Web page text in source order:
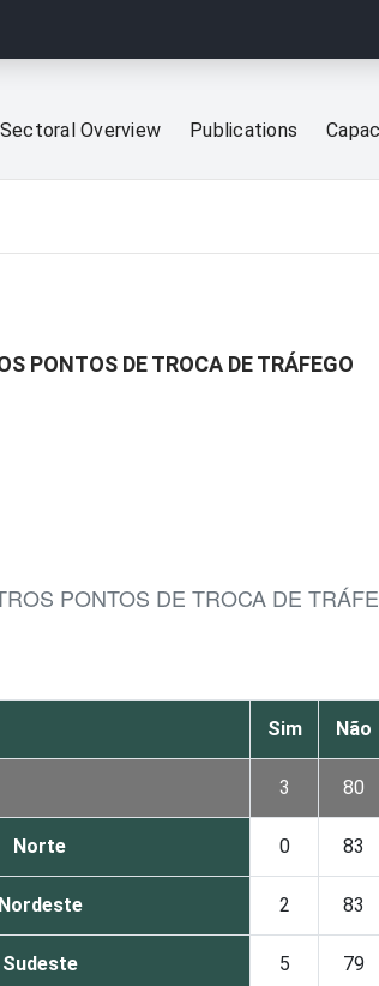
Sectoral Overview Publications
PONTOS DE TROCA DE TRÁFEGO
PONTOS DE TROCA DE
Sim Não
3 80
Norte 0 83
Nordeste 2 83
Sudeste 5 79